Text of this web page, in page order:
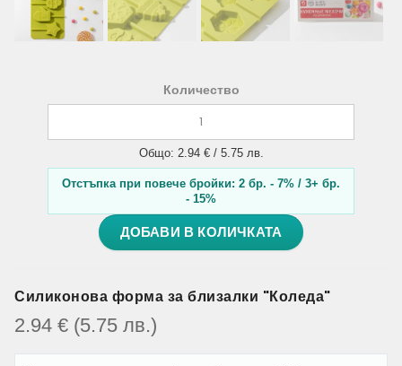
Количество
Общо: 2.94 € / 5.75 лв.
Отстъпка при повече бройки: 2 бр. - 7% / 3+ бр.
- 15%
ДОБАВИ В КОЛИЧКАТА
Силиконова форма за близалки "Коледа"
2.94 € (5.75 лв.)